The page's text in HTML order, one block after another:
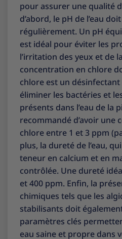
pour assurer une qualité
d’abord, le pH de l’eau
régulièrement. Un pH
est idéal pour éviter les
l’irritation des yeux et de
concentration en chlore
chlore est un
éliminer les bactéries et
présents dans l’eau de la
recommandé d’avoir une
chlore entre 1 et 3 ppm
plus, la dureté de l’eau,
teneur en calcium et en
contrôlée. Une dureté
et 400 ppm. Enfin, la
chimiques tels que les
stabilisants doit
paramètres clés
eau saine et propre dans